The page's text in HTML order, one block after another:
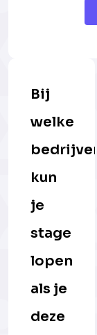
Bij
welke
bedrijven
kun
je
stage
lopen
als je
deze